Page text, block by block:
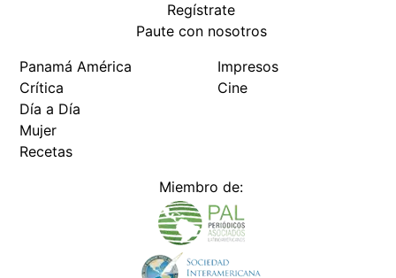
Regístrate
Paute con nosotros
Panamá América
Crítica
Día a Día
Mujer
Recetas
Impresos
Cine
Miembro de: